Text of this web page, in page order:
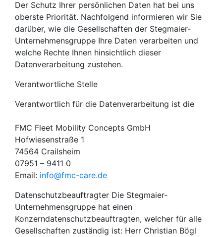
Der Schutz Ihrer persönlichen Daten hat bei uns
oberste Priorität. Nachfolgend informieren wir Sie
darüber, wie die Gesellschaften der Stegmaier-
Unternehmensgruppe Ihre Daten verarbeiten und
welche Rechte Ihnen hinsichtlich dieser
Datenverarbeitung zustehen.
Verantwortliche Stelle
Verantwortlich für die Datenverarbeitung ist die
FMC Fleet Mobility Concepts GmbH
Hofwiesenstraße 1
74564 Crailsheim
07951 – 9411 0
Email: info@fmc-care.de
Datenschutzbeauftragter Die Stegmaier-
Unternehmensgruppe hat einen
Konzerndatenschutzbeauftragten, welcher für alle
Gesellschaften zuständig ist: Herr Christian Bögl